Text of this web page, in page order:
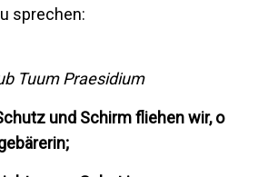
sprechen:
Tuum Praesidium
und Schirm fliehen wir, o